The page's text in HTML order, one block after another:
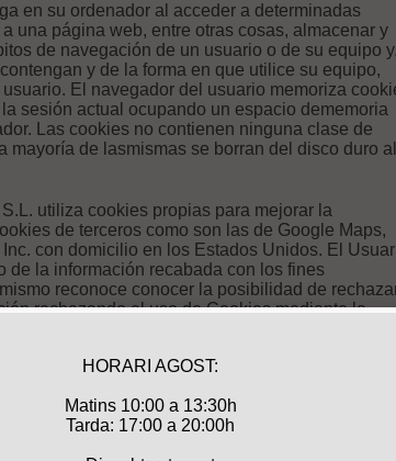
en su ordenador al acceder a determinadas
una página web, entre otras cosas, almacenar y
de navegación de un usuario o de su equipo
y de la forma en que utilice su equipo,
El navegador del usuario memoriza
sesión actual ocupando un espacio dememoria
Las cookies no contienen ninguna clase de
mayoría de lasmismas se borran del disco duro al
utiliza cookies propias para mejorar la
de terceros como son las de Google Maps,
con domicilio en los Estados Unidos. El
de la información recabada con los fines
reconoce conocer la posibilidad de
rechazando el uso de Cookies mediante la
a tal fin en su navegador.
de sesiones de usuario entre
facilitadas.
Esta web hace uso de Google Maps
empresa).